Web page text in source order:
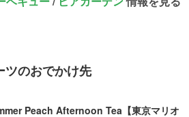
ツのおでかけ先
Peach Afternoon Tea【東京マリオ